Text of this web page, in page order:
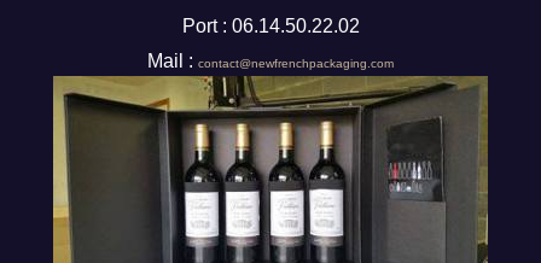
Port : 06.14.50.22.02
Mail : contact@newfrenchpackaging.com